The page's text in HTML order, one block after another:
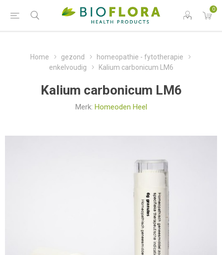
0
Home gezond
homeopathie - fytotherapie
enkelvoudig
Kalium carbonicum LM6
Kalium carbonicum LM6
Merk: Homeoden Heel